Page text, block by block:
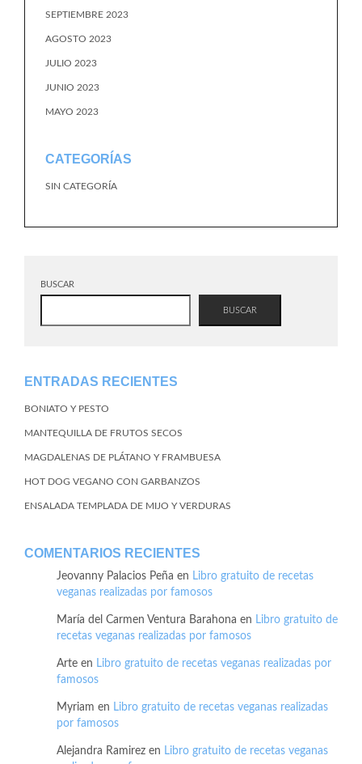
SEPTIEMBRE 2023
AGOSTO 2023
JULIO 2023
JUNIO 2023
MAYO 2023
CATEGORÍAS
SIN CATEGORÍA
BUSCAR
BUSCAR
ENTRADAS RECIENTES
BONIATO Y PESTO
MANTEQUILLA DE FRUTOS SECOS
MAGDALENAS DE PLÁTANO Y FRAMBUESA
HOT DOG VEGANO CON GARBANZOS
ENSALADA TEMPLADA DE MIJO Y VERDURAS
COMENTARIOS RECIENTES
Jeovanny Palacios Peña en Libro gratuito de recetas
veganas realizadas por famosos
María del Carmen Ventura Barahona en Libro gratuito de
recetas veganas realizadas por famosos
Arte en Libro gratuito de recetas veganas realizadas por
famosos
Myriam en Libro gratuito de recetas veganas realizadas
por famosos
Alejandra Ramirez en Libro gratuito de recetas veganas